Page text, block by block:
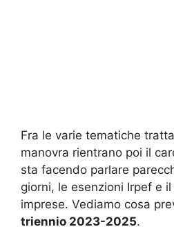
Fra le varie tematiche
manovra rientrano poi il
sta facendo parlare
giorni, le esenzioni Irpef e
imprese. Vediamo cosa
triennio 2023-2025.